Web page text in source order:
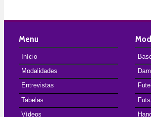
Menu
Início
Modalidades
Entrevistas
Tabelas
Vídeos